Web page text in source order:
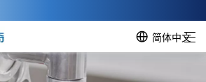
简体中文